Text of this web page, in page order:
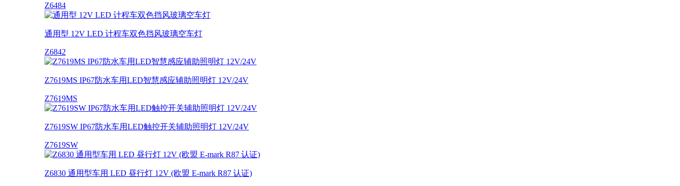
Z6484
通用型 12V LED 计程车双色挡风玻璃空车灯
Z6842
Z7619MS IP67防水车用LED智慧感应辅助照明灯 12V/24V
Z7619MS
Z7619SW IP67防水车用LED触控开关辅助照明灯 12V/24V
Z7619SW
Z6830 通用型车用 LED 昼行灯 12V (欧盟 E-mark R87 认证)